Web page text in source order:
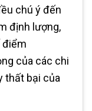
chú ý đến
định lượng,
điểm
của các chi
thất bại của